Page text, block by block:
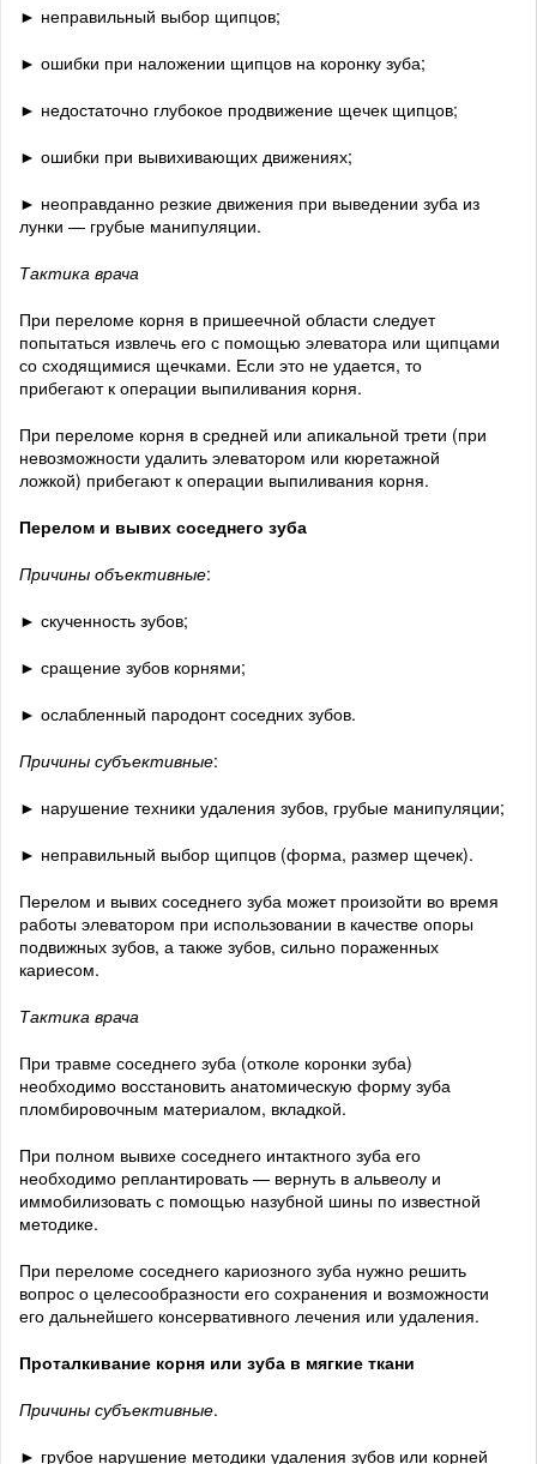
► неправильный выбор щипцов;
► ошибки при наложении щипцов на коронку зуба;
► недостаточно глубокое продвижение щечек щипцов;
► ошибки при вывихивающих движениях;
► неоправданно резкие движения при выведении зуба из
лунки — грубые манипуляции.
Тактика врача
При переломе корня в пришеечной области следует
попытаться извлечь его с помощью элеватора или щипцами
со сходящимися щечками. Если это не удается, то
прибегают к операции выпиливания корня.
При переломе корня в средней или апикальной трети (при
невозможности удалить элеватором или кюретажной
ложкой) прибегают к операции выпиливания корня.
Перелом и вывих соседнего зуба
Причины объективные:
► скученность зубов;
► сращение зубов корнями;
► ослабленный пародонт соседних зубов.
Причины субъективные:
► нарушение техники удаления зубов, грубые манипуляции;
► неправильный выбор щипцов (форма, размер щечек).
Перелом и вывих соседнего зуба может произойти во время
работы элеватором при использовании в качестве опоры
подвижных зубов, а также зубов, сильно пораженных
кариесом.
Тактика врача
При травме соседнего зуба (отколе коронки зуба)
необходимо восстановить анатомическую форму зуба
пломбировочным материалом, вкладкой.
При полном вывихе соседнего интактного зуба его
необходимо реплантировать — вернуть в альвеолу и
иммобилизовать с помощью назубной шины по известной
методике.
При переломе соседнего кариозного зуба нужно решить
вопрос о целесообразности его сохранения и возможности
его дальнейшего консервативного лечения или удаления.
Проталкивание корня или зуба в мягкие ткани
Причины субъективные.
► грубое нарушение методики удаления зубов или корней